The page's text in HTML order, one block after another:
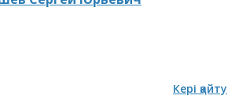
Кері қайту